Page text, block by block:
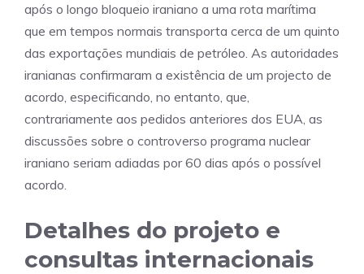
após o longo bloqueio iraniano a uma rota marítima
que em tempos normais transporta cerca de um quinto
das exportações mundiais de petróleo. As autoridades
iranianas confirmaram a existência de um projecto de
acordo, especificando, no entanto, que,
contrariamente aos pedidos anteriores dos EUA, as
discussões sobre o controverso programa nuclear
iraniano seriam adiadas por 60 dias após o possível
acordo.
Detalhes do projeto e
consultas internacionais